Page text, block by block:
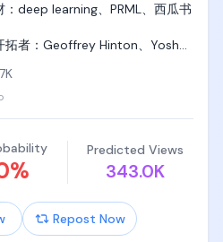
：deep learning、PRML、西瓜书
拓者：Geoffrey Hinton、Yoshua
市：湾区、伦敦、北京、南京
、ICML、ICLR、 江苏省人
大会
%
Predicted Views
343.0K
Repost Now